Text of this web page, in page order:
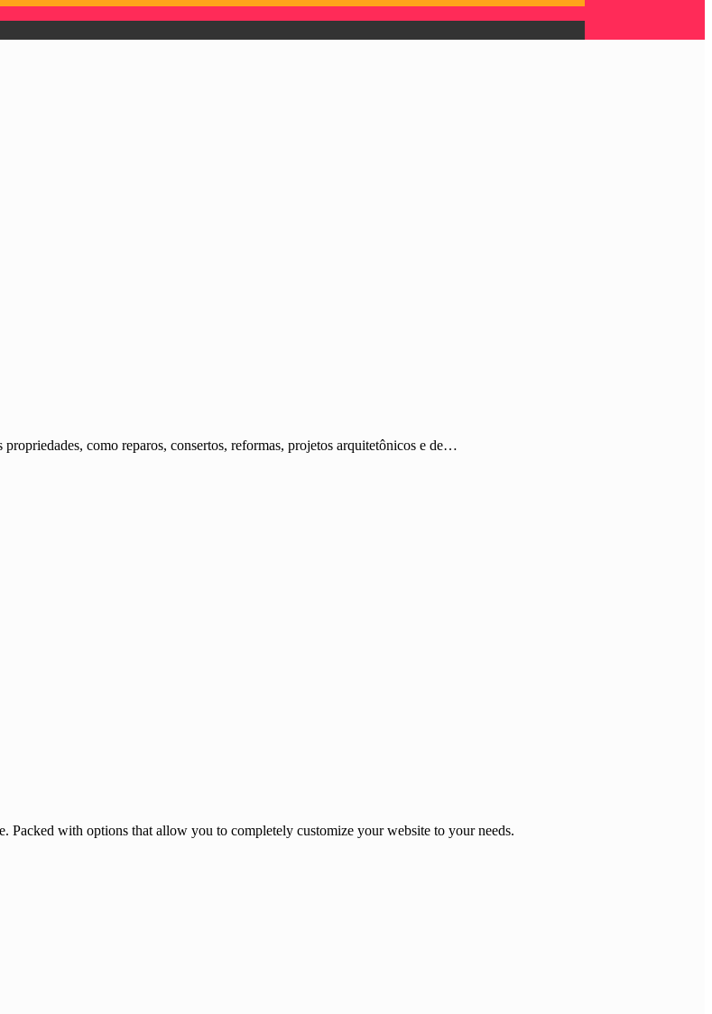
como reparos, consertos, reformas, projetos arquitetônicos e de…
Packed with options that allow you to completely customize your website to your needs.